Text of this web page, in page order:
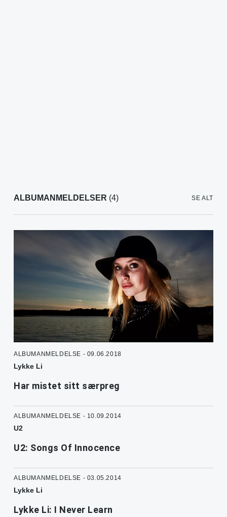
ALBUMANMELDELSER (4) SE ALT
ALBUMANMELDELSE - 09.06.2018
Lykke Li
Har mistet sitt særpreg
ALBUMANMELDELSE - 10.09.2014
U2
U2: Songs Of Innocence
ALBUMANMELDELSE - 03.05.2014
Lykke Li
Lykke Li: I Never Learn